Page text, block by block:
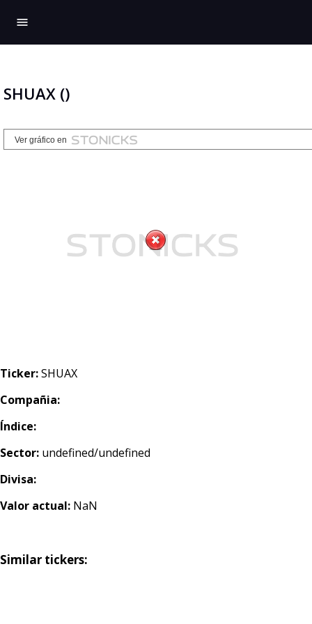
menu
SHUAX ()
Ticker:SHUAX
Compañia:
Índice:
Sector: undefined/undefined
Divisa:
Valor actual: NaN
Similar tickers: